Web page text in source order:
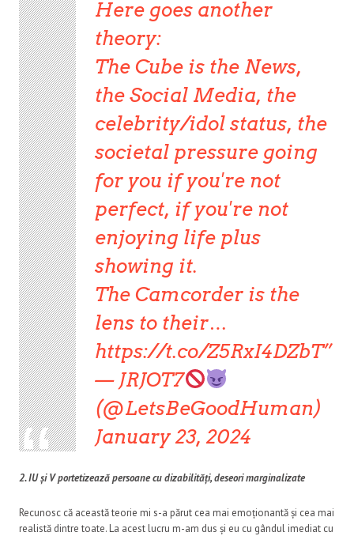
Here goes another
theory:
The Cube is the News,
the Social Media, the
celebrity/idol status, the
societal pressure going
for you if you're not
perfect, if you're not
enjoying life plus
showing it.
The Camcorder is the
lens to their…
https://t.co/Z5RxI4DZbT
— JRJOT7
(@LetsBeGoodHuman)
January 23, 2024
2. IU și V portetizează persoane cu dizabilități, deseori marginalizate
Recunosc că această teorie mi s-a părut cea mai emoționantă și cea mai
realistă dintre toate. La acest lucru m-am dus și eu cu gândul imediat cu